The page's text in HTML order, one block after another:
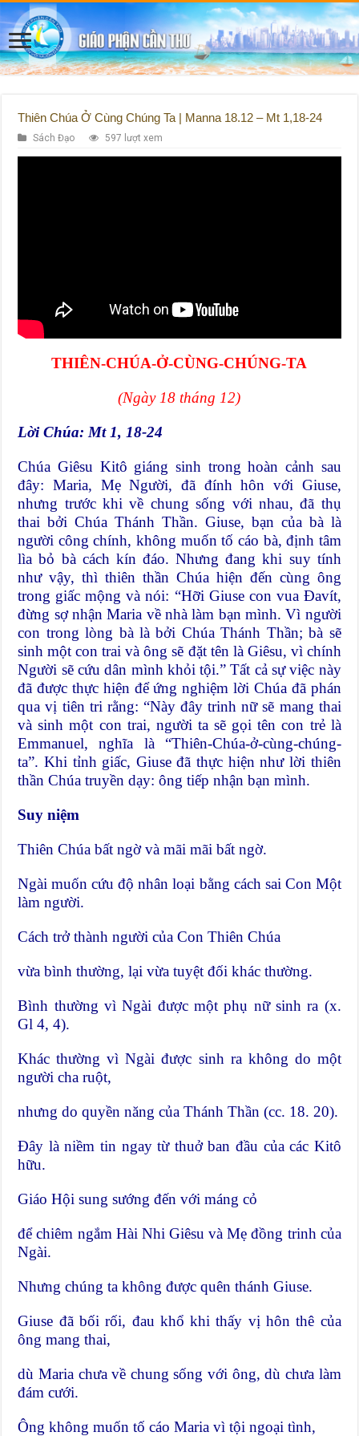
Thiên Chúa Ở Cùng Chúng Ta | Manna 18.12 – Mt 1,18-24
Sách Đạo 597 lượt xem
THIÊN-CHÚA-Ở-CÙNG-CHÚNG-TA
(Ngày 18 tháng 12)
Lời Chúa: Mt 1, 18-24
Chúa Giêsu Kitô giáng sinh trong hoàn cảnh sau
đây: Maria, Mẹ Người, đã đính hôn với Giuse,
nhưng trước khi về chung sống với nhau, đã thụ
thai bởi Chúa Thánh Thần. Giuse, bạn của bà là
người công chính, không muốn tố cáo bà, định tâm
lìa bỏ bà cách kín đáo. Nhưng đang khi suy tính
như vậy, thì thiên thần Chúa hiện đến cùng ông
trong giấc mộng và nói: “Hỡi Giuse con vua Ðavít,
đừng sợ nhận Maria về nhà làm bạn mình. Vì người
con trong lòng bà là bởi Chúa Thánh Thần; bà sẽ
sinh một con trai và ông sẽ đặt tên là Giêsu, vì chính
Người sẽ cứu dân mình khỏi tội.” Tất cả sự việc này
đã được thực hiện để ứng nghiệm lời Chúa đã phán
qua vị tiên tri rằng: “Này đây trinh nữ sẽ mang thai
và sinh một con trai, người ta sẽ gọi tên con trẻ là
Emmanuel, nghĩa là “Thiên-Chúa-ở-cùng-chúng-
ta”. Khi tỉnh giấc, Giuse đã thực hiện như lời thiên
thần Chúa truyền dạy: ông tiếp nhận bạn mình.
Suy niệm
Thiên Chúa bất ngờ và mãi mãi bất ngờ.
Ngài muốn cứu độ nhân loại bằng cách sai Con Một
làm người.
Cách trở thành người của Con Thiên Chúa
vừa bình thường, lại vừa tuyệt đối khác thường.
Bình thường vì Ngài được một phụ nữ sinh ra (x.
Gl 4, 4).
Khác thường vì Ngài được sinh ra không do một
người cha ruột,
nhưng do quyền năng của Thánh Thần (cc. 18. 20).
Đây là niềm tin ngay từ thuở ban đầu của các Kitô
hữu.
Giáo Hội sung sướng đến với máng cỏ
để chiêm ngắm Hài Nhi Giêsu và Mẹ đồng trinh của
Ngài.
Nhưng chúng ta không được quên thánh Giuse.
Giuse đã bối rối, đau khổ khi thấy vị hôn thê của
ông mang thai,
dù Maria chưa về chung sống với ông, dù chưa làm
đám cưới.
Ông không muốn tố cáo Maria vì tội ngoại tình,